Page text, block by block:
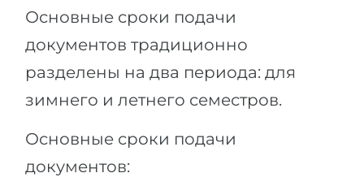
Основные сроки подачи
документов традиционно
разделены на два периода: для
зимнего и летнего семестров.
Основные сроки подачи
документов: